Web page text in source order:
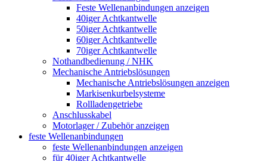
Feste Wellenanbindungen anzeigen
40iger Achtkantwelle
50iger Achtkantwelle
60iger Achtkantwelle
70iger Achtkantwelle
Nothandbedienung / NHK
Mechanische Antriebslösungen
Mechanische Antriebslösungen anzeigen
Markisenkurbelsysteme
Rollladengetriebe
Anschlusskabel
Motorlager / Zubehör anzeigen
feste Wellenanbindungen
feste Wellenanbindungen anzeigen
für 40iger Achtkantwelle